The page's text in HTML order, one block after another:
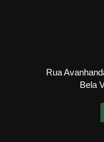
Rua
Bela